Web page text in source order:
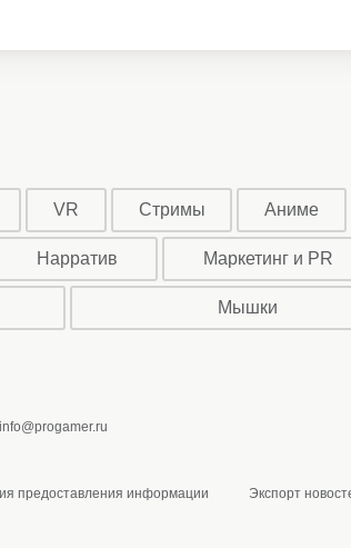
VR Стримы Аниме
Нарратив Маркетинг и PR
Мышки
info@progamer.ru
предоставления информации Экспорт